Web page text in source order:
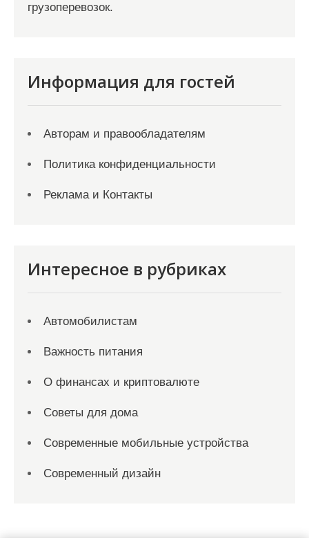
грузоперевозок.
Информация для гостей
Авторам и правообладателям
Политика конфиденциальности
Реклама и Контакты
Интересное в рубриках
Автомобилистам
Важность питания
О финансах и криптовалюте
Советы для дома
Современные мобильные устройства
Современный дизайн